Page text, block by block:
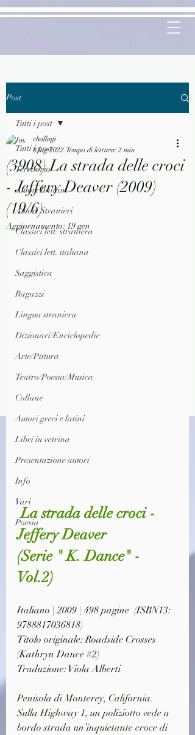
Post
Tutti i post
Territorio
Autori Italiani
Autori Stranieri
Classici lett. straniera
Classici lett. italiana
Saggistica
Ragazzi
Lingua straniera
Dizionari/Enciclopedie
Arte/Pittura
Teatro/Poesia/Musica
Collane
Autori greci e latini
Libri in vetrina
Presentazione autori
Info
Vari
Poesia
Tutti i post
(3908) La strada delle croci
- Jeffery Deaver (2009)
(19/6)
challagi
8 lug 2022 Tempo di lettura: 2 min
Aggiornamento: 19 gen
La strada delle croci -
Jeffery Deaver
(Serie " K. Dance" -
Vol.2)
Italiano | 2009 | 498 pagine  (ISBN13:
9788817036818)
Titolo originale: Roadside Crosses
(Kathryn Dance #2)
Traduzione: Viola Alberti
Penisola di Monterey, California.
Sulla Highway 1, un poliziotto vede a
bordo strada un’inquietante croce di